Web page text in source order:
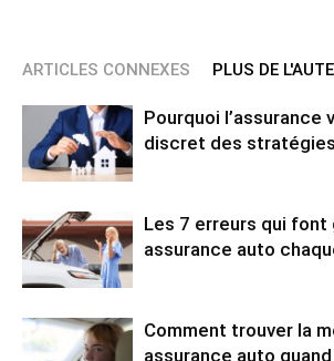
ARTICLES CONNEXES PLUS DE
Pourquoi l’assurance
discret des
Les 7 erreurs qui font
assurance auto
Comment trouver la
assurance auto